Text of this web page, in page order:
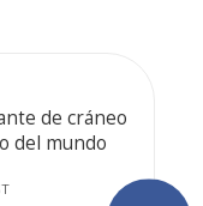
de cráneo
del mundo